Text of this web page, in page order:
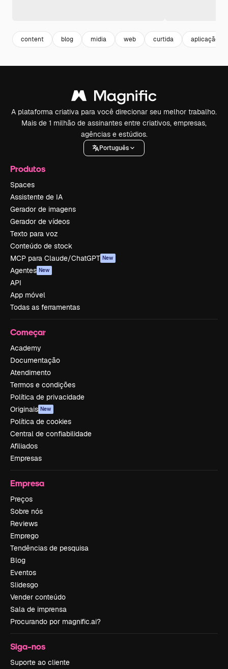
content blog midia web curtida aplicação
A plataforma criativa para você direcionar seu melhor trabalho.
Mais de 1 milhão de assinantes entre criativos, empresas,
agências e estúdios.
Português
Produtos
Spaces
Assistente de IA
Gerador de imagens
Gerador de vídeos
Texto para voz
Conteúdo de stock
MCP para Claude/ChatGPT New
Agentes New
API
App móvel
Todas as ferramentas
Começar
Academy
Documentação
Atendimento
Termos e condições
Política de privacidade
Originais New
Política de cookies
Central de confiabilidade
Afiliados
Empresas
Empresa
Preços
Sobre nós
Reviews
Emprego
Tendências de pesquisa
Blog
Eventos
Slidesgo
Vender conteúdo
Sala de imprensa
Procurando por magnific.ai?
Siga-nos
Suporte ao cliente